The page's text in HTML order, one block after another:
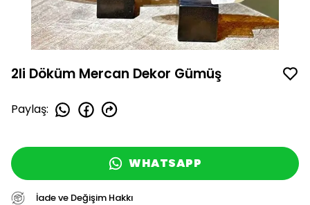
2li Döküm Mercan Dekor Gümüş
Paylaş:
WHATSAPP
İade ve Değişim Hakkı